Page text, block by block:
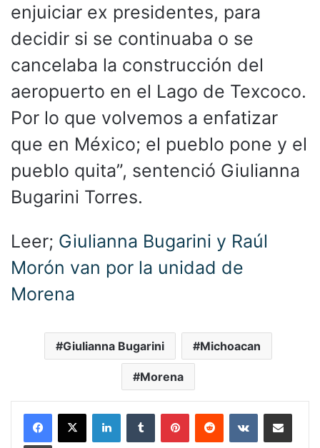
enjuiciar ex presidentes, para
decidir si se continuaba o se
cancelaba la construcción del
aeropuerto en el Lago de Texcoco.
Por lo que volvemos a enfatizar
que en México; el pueblo pone y el
pueblo quita”, sentenció Giulianna
Bugarini Torres.
Leer; Giulianna Bugarini y Raúl
Morón van por la unidad de
Morena
Giulianna Bugarini Michoacan
Morena
LinkedInTumblr PinterestReddit VKontakteCompartir por
Imprimir